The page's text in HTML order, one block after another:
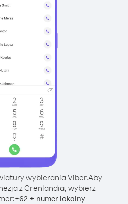
wybierania Viber.Aby
z Grenlandia, wybierz
+62+ numer lokalny